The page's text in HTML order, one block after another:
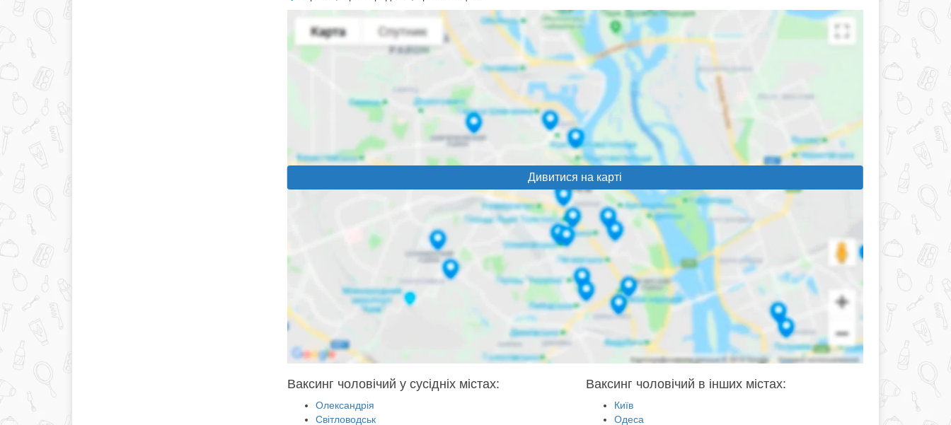
Дивитися на карті
Ваксинг чоловічий у сусідніх містах:
Олександрія
Світловодськ
Ваксинг чоловічий в інших містах:
Київ
Одеса